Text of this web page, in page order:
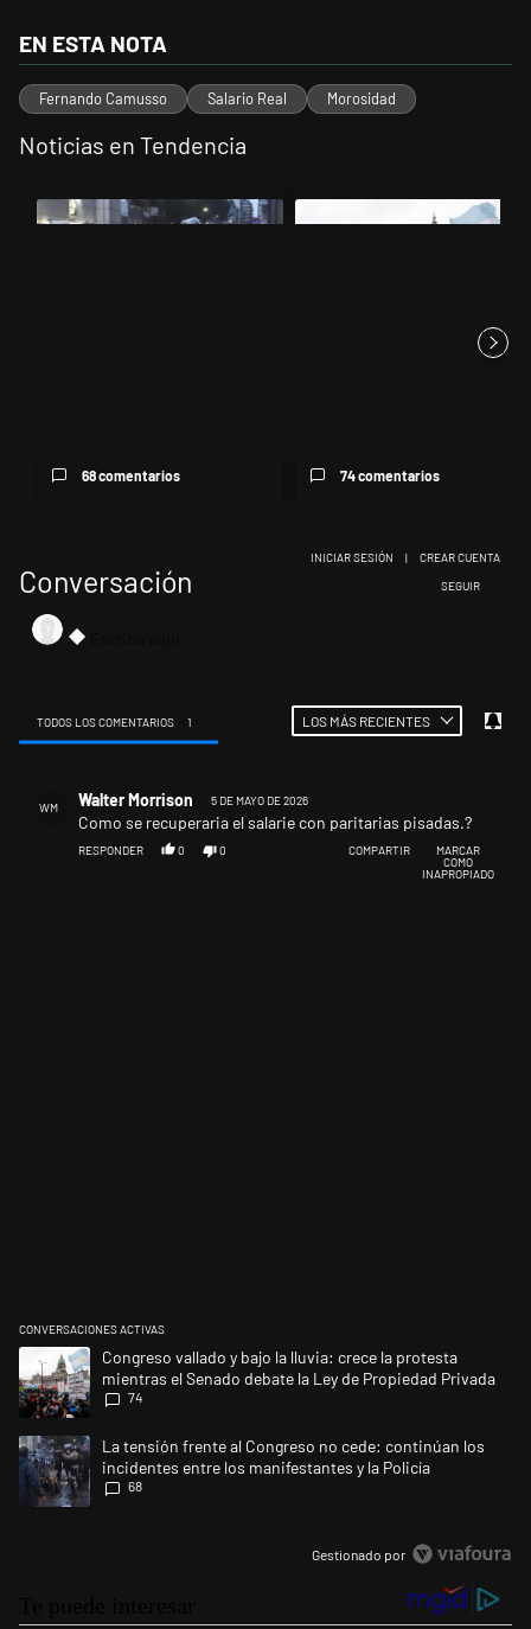
EN ESTA NOTA
Fernando Camusso Salario Real Morosidad
Noticias en Tendencia
Un artículo de tendencia con el título "La tensión frente al
68 comentarios
Un artículo de tendencia con el
74 comentarios
Conversación SIGA ESTA
SEGUIR
INICIAR SESIÓN | CREAR CUENTA
TODOS LOS COMENTARIOS 1 LOS MÁS RECIENTES
WM Walter Morrison 5 DE MAYO DE 2026
Como se recuperaria el salarie con paritarias pisadas.?
RESPONDER 0 0 COMPARTIR
MARCAR
COMO
INAPROPIADO
CONVERSACIONES ACTIVAS
Este listado muestra los artículos con más comentarios en los últimos
Un artículo de tendencia con el título "Congreso vallado y bajo la
Congreso vallado y bajo la lluvia: crece la protesta
mientras el Senado debate la Ley de Propiedad Privada
74
Un artículo de tendencia con el título "La tensión frente al Congreso
La tensión frente al Congreso no cede: continúan los
incidentes entre los manifestantes y la Policía
68
Gestionado por